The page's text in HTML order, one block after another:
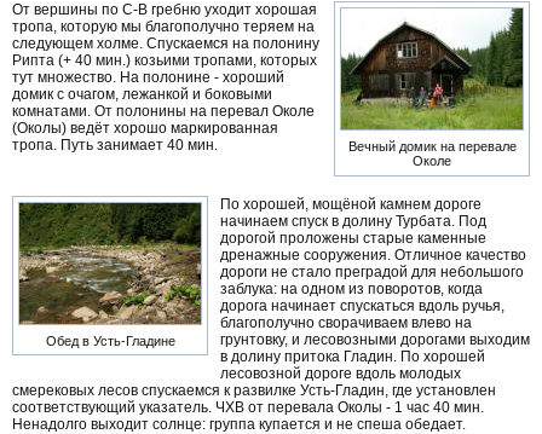
Вечный домик на перевале
Околе
От вершины по С-В гребню уходит хорошая
тропа, которую мы благополучно теряем на
следующем холме. Спускаемся на полонину
Рипта (+ 40 мин.) козьими тропами, которых
тут множество. На полонине - хороший
домик с очагом, лежанкой и боковыми
комнатами. От полонины на перевал Околе
(Околы) ведёт хорошо маркированная
тропа. Путь занимает 40 мин.
Обед в Усть-Гладине
По хорошей, мощёной камнем дороге
начинаем спуск в долину Турбата. Под
дорогой проложены старые каменные
дренажные сооружения. Отличное качество
дороги не стало преградой для небольшого
заблука: на одном из поворотов, когда
дорога начинает спускаться вдоль ручья,
благополучно сворачиваем влево на
грунтовку, и лесовозными дорогами выходим
в долину притока Гладин. По хорошей
лесовозной дороге вдоль молодых
смерековых лесов спускаемся к развилке Усть-Гладин, где установлен
соответствующий указатель. ЧХВ от перевала Околы - 1 час 40 мин.
Ненадолго выходит солнце: группа купается и не спеша обедает.